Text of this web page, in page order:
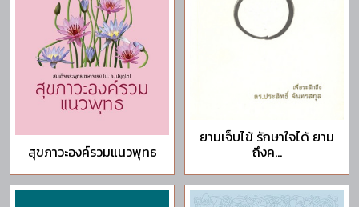
สุขภาวะองค์รวมแนวพุทธ
ยามเจ็บไข้ รักษาใจได้ ยาม
ถึงค...